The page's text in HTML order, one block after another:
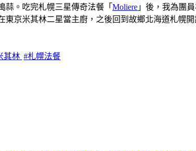
蒜。吃完札幌三星傳奇法餐「 Moliere 」後，我為團
京米其林二星當主廚，之後回到故鄉北海道札幌
其林 #札幌法餐